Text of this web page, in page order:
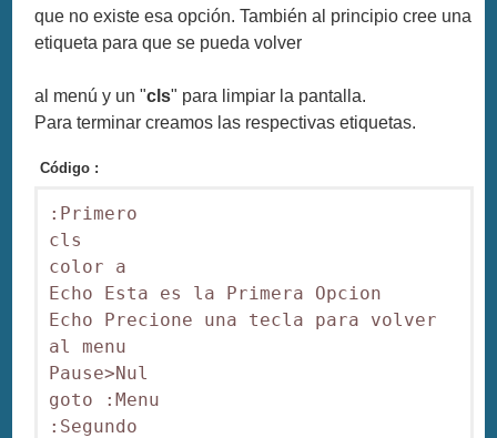
que no existe esa opción. También al principio cree una
etiqueta para que se pueda volver
al menú y un "cls" para limpiar la pantalla.
Para terminar creamos las respectivas etiquetas.
Código :
:Primero
cls
color a
Echo Esta es la Primera Opcion
Echo Precione una tecla para volver
al menu
Pause>Nul
goto :Menu
:Segundo